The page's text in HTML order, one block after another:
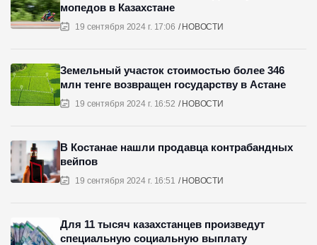
19 сентября 2024 г. 17:06 НОВОСТИ
мопедов в Казахстане
19 сентября 2024 г. 16:52 НОВОСТИ
Земельный участок стоимостью более 346
млн тенге возвращен государству в Астане
19 сентября 2024 г. 16:51 НОВОСТИ
В Костанае нашли продавца контрабандных
вейпов
Для 11 тысяч казахстанцев произведут
специальную социальную выплату